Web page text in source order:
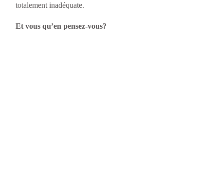
totalement inadéquate.
Et vous qu’en pensez-vous?